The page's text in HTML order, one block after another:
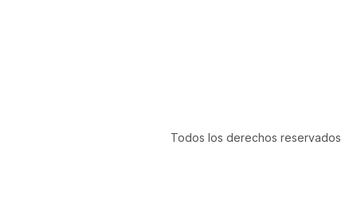
Todos los derechos reservados